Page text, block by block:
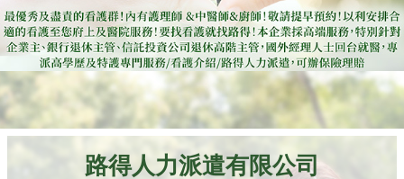
路得人力派遣有限公司